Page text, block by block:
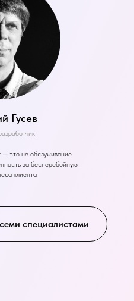
Гусев
— это не обслуживание
за бесперебойную
клиента
специалистами